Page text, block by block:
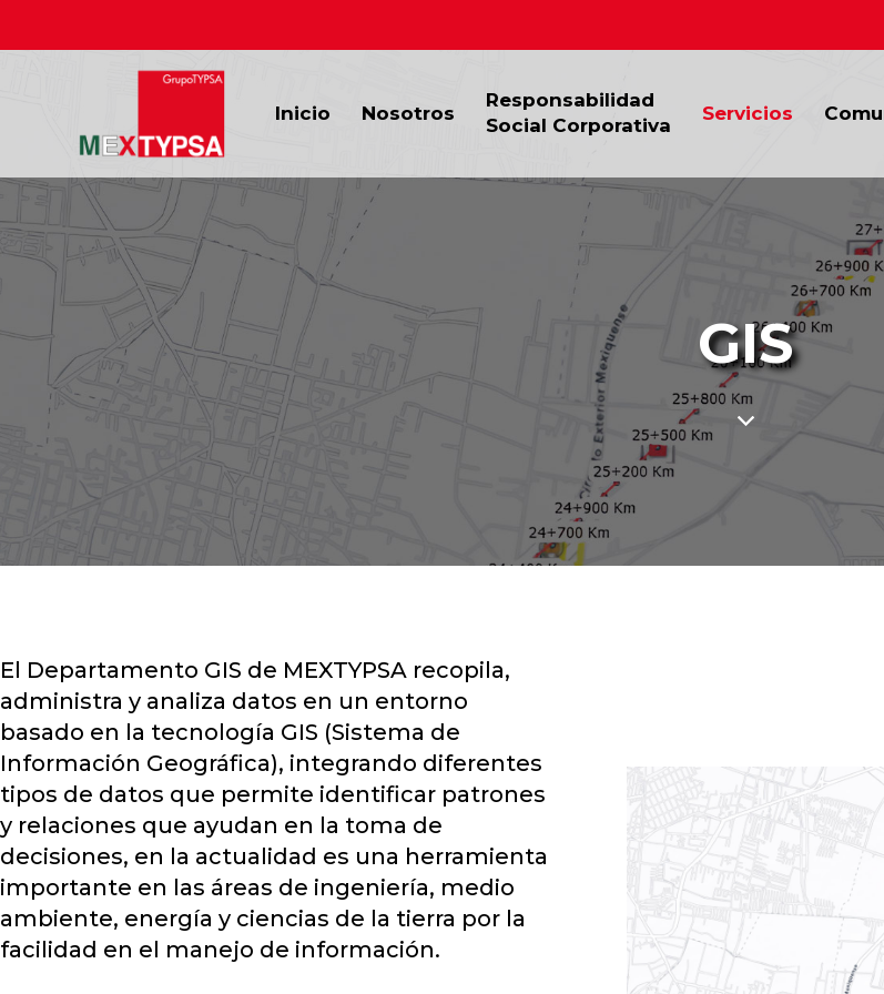
Inicio Nosotros
Responsabilidad
Social Corporativa
Servicios
GIS
El Departamento GIS de MEXTYPSA recopila,
administra y analiza datos en un entorno
basado en la tecnología GIS (Sistema de
Información Geográfica), integrando diferentes
tipos de datos que permite identificar patrones
y relaciones que ayudan en la toma de
decisiones, en la actualidad es una herramienta
importante en las áreas de ingeniería, medio
ambiente, energía y ciencias de la tierra por la
facilidad en el manejo de información.